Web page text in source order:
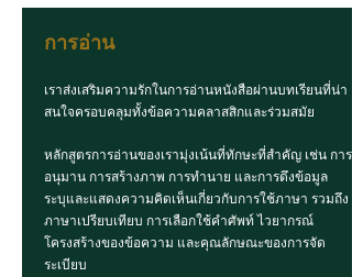
การอ่าน
เราส่งเสริมความรักในการอ่านหนังสือผ่านบทเรียนที่น่า
สนใจครอบคลุมทั้งข้อความคลาสสิกและร่วมสมัย
หลักสูตรการอ่านของเรามุ่งเน้นที่ทักษะที่สำคัญ เช่น การ
อนุมาน การสร้างภาพ การทำนาย และการดึงข้อมูล
ระบุและแสดงความคิดเห็นเกี่ยวกับการใช้ภาษา รวมถึง
ภาษาเปรียบเทียบ การเลือกใช้คำศัพท์ ไวยากรณ์
โครงสร้างของข้อความ และคุณลักษณะของการจัด
ระเบียบ